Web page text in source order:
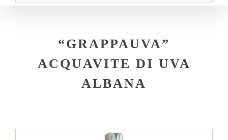
“GRAPPAUVA”
ACQUAVITE DI UVA
ALBANA